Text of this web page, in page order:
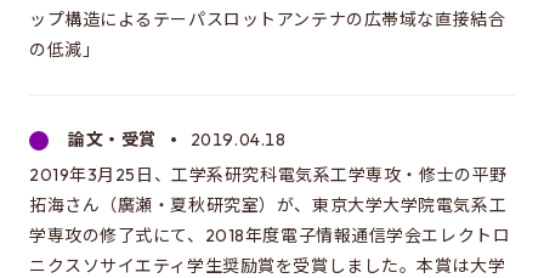
電気系事務室
関連組織のリンク
お問い合わせ・アクセス
お問い合わせ
アクセス
ップ構造によるテーパスロットアンテナの広帯域な直接結合
の低減」
論文・受賞
2019.04.18
2019年3月25日、工学系研究科電気系工学専攻・修士の平野
拓海さん（廣瀬・夏秋研究室）が、東京大学大学院電気系工
学専攻の修了式にて、2018年度電子情報通信学会エレクトロ
ニクスソサイエティ学生奨励賞を受賞しました。本賞は大学